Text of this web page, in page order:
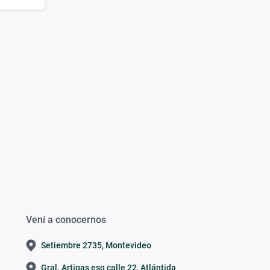
Vení a conocernos
Setiembre 2735, Montevideo
Gral. Artigas esq calle 22, Atlántida